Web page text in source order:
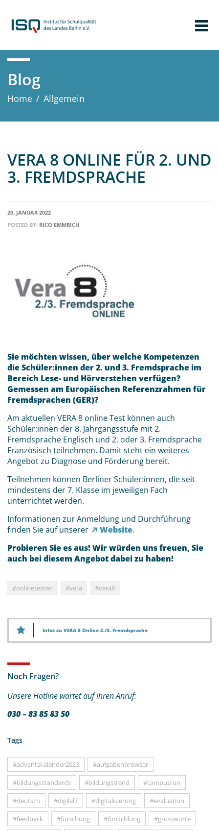
Blog
Home / Allgemein
VERA 8 ONLINE FÜR 2. UND
3. FREMDSPRACHE
20. JANUAR 2022
POSTED BY: RICO EMMRICH
Sie möchten wissen, über welche Kompetenzen
die Schüler:innen der 2. und 3. Fremdsprache im
Bereich Lese- und Hörverstehen verfügen?
Gemessen am Europäischen Referenzrahmen für
Fremdsprachen (GER)?
Am aktuellen VERA 8 online Test können auch
Schüler:innen der 8. Jahrgangsstufe mit 2.
Fremdsprache Englisch und 2. oder 3. Fremdsprache
Französisch teilnehmen. Damit steht ein weiteres
Angebot zu Diagnose und Förderung bereit.
Teilnehmen können Berliner Schüler:innen, die seit
mindestens der 7. Klasse im jeweiligen Fach
unterrichtet werden.
Informationen zur Anmeldung und Durchführung
finden Sie auf unserer
Website.
Probieren Sie es aus! Wir würden uns freuen, Sie
auch bei diesem Angebot dabei zu haben!
#onlinetesten #vera #vera8
Infos zu VERA 8 Online 2./3. Fremdsprache
Noch Fragen?
Unsere Hotline wartet auf Ihren Anruf:
030 – 83 85 83 50
Tags
#adventskalender2023 #aufgabenbrowser
#bildungsstandards #bildungstrend #campusrun
#deutsch #digilal7 #digitalisierung #evaluation
#feedback #forschung #fortbildung #grussworte